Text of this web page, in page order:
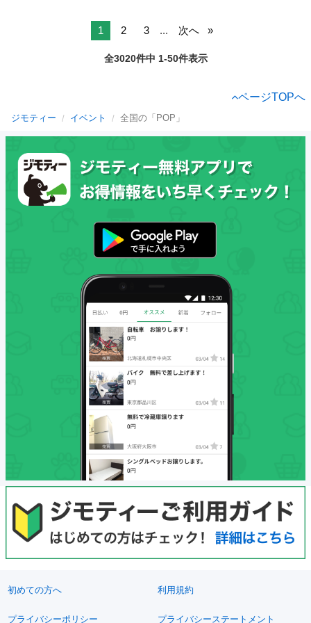
1 2 3 ... 次へ
全3020件中 1-50件表示
ページTOPへ
ジモティー イベント 全国の「POP」
初めての方へ 利用規約
プライバシーポリシー プライバシーステートメント